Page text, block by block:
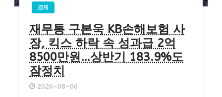
경제
재무통 구본욱 KB손해보험 사
장, 킥스 하락 속 성과급 2억
8500만원…상반기 183.9%도
잠정치
2026-08-06